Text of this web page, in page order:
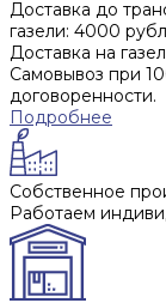
Доставка до
газели: 4000
Доставка на
Самовывоз при
договоренности.
Подробнее
Собственное
Работаем